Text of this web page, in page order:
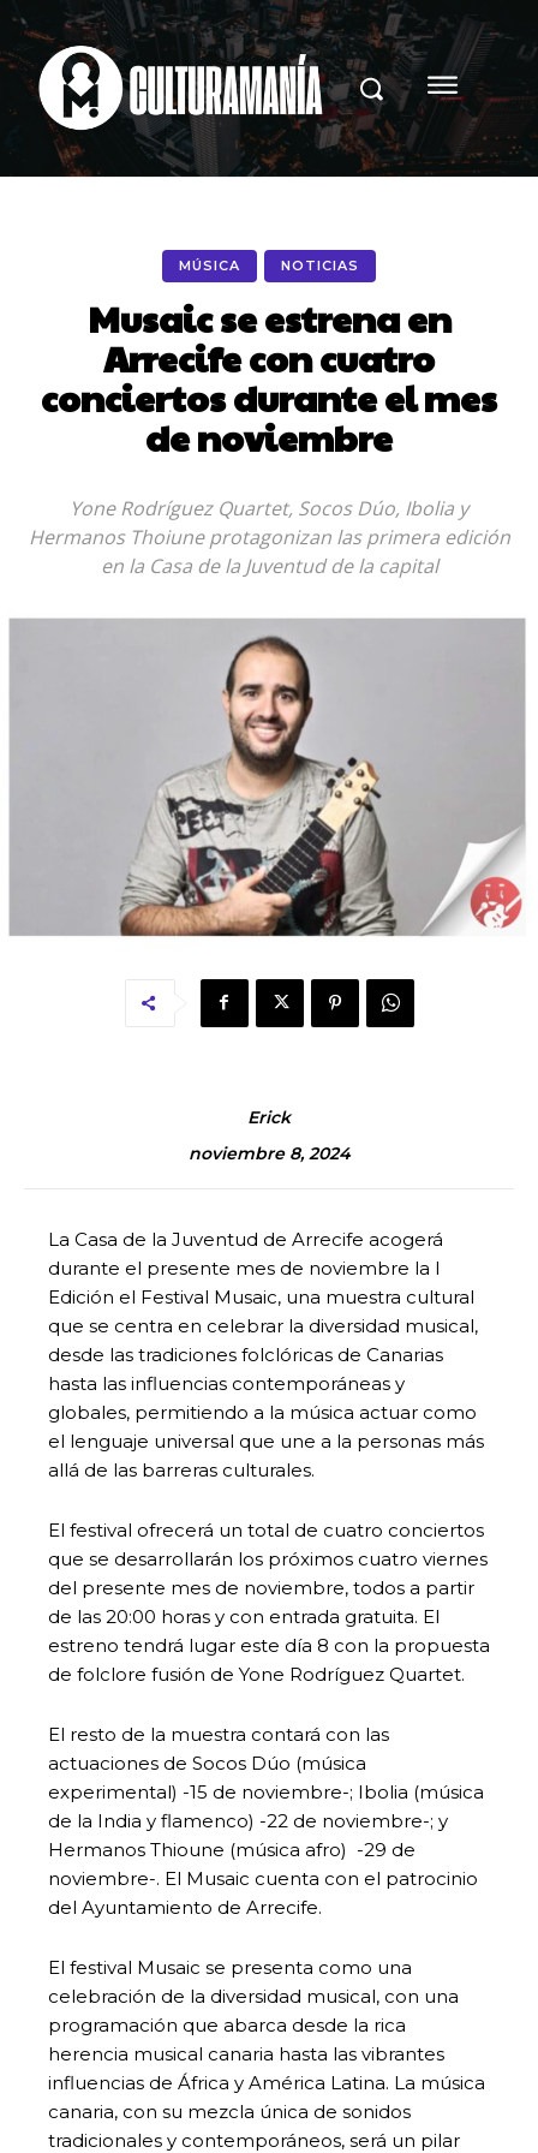
MÚSICA NOTICIAS
Musaic se estrena en
Arrecife con cuatro
conciertos durante el mes
de noviembre
Yone Rodríguez Quartet, Socos Dúo, Ibolia y
Hermanos Thoiune protagonizan las primera edición
en la Casa de la Juventud de la capital
Erick
noviembre 8, 2024
La Casa de la Juventud de Arrecife acogerá
durante el presente mes de noviembre la I
Edición el Festival Musaic, una muestra cultural
que se centra en celebrar la diversidad musical,
desde las tradiciones folclóricas de Canarias
hasta las influencias contemporáneas y
globales, permitiendo a la música actuar como
el lenguaje universal que une a la personas más
allá de las barreras culturales.
El festival ofrecerá un total de cuatro conciertos
que se desarrollarán los próximos cuatro viernes
del presente mes de noviembre, todos a partir
de las 20:00 horas y con entrada gratuita. El
estreno tendrá lugar este día 8 con la propuesta
de folclore fusión de Yone Rodríguez Quartet.
El resto de la muestra contará con las
actuaciones de Socos Dúo (música
experimental) -15 de noviembre-; Ibolia (música
de la India y flamenco) -22 de noviembre-; y
Hermanos Thioune (música afro) -29 de
noviembre-. El Musaic cuenta con el patrocinio
del Ayuntamiento de Arrecife.
El festival Musaic se presenta como una
celebración de la diversidad musical, con una
programación que abarca desde la rica
herencia musical canaria hasta las vibrantes
influencias de África y América Latina. La música
canaria, con su mezcla única de sonidos
tradicionales y contemporáneos, será un pilar